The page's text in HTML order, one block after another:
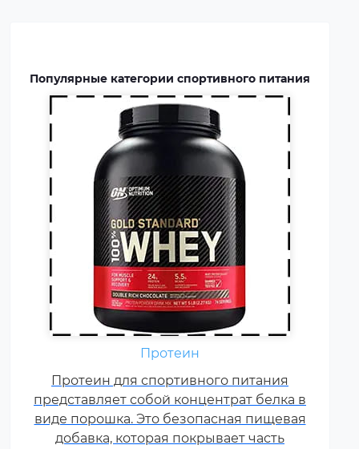
Популярные категории спортивного питания
спортсменов и бодибилдеров.
Протеин
Протеин для спортивного питания
представляет собой концентрат белка в
виде порошка. Это безопасная пищевая
добавка, которая покрывает часть
незаменимые органические
соединения, которые обычно
поступают в организм с
белковой пищей.
Несбалансированное питание,